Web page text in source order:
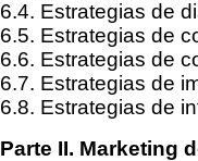
6.4. Estrategias de
6.5. Estrategias de
6.6. Estrategias de
6.7. Estrategias de
6.8. Estrategias de
Parte II. Marketing